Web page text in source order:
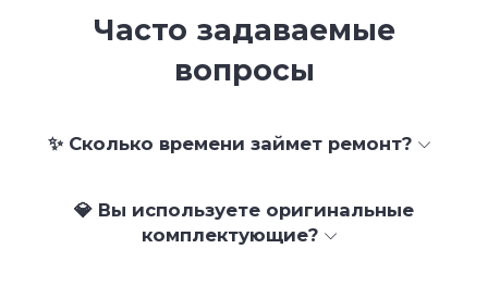
Часто задаваемые
вопросы
✨ Сколько времени займет ремонт?
💎 Вы используете оригинальные
комплектующие?